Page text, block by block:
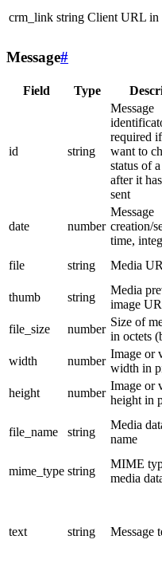
crm_link string Client URL in
Message#
Field Type
id string
Message
required
want to
status of
after it
sent
date number
Message
creation/
time,
file string Media
thumb
string
Media
image
file_size
number
Size of
in octets
width
number
Image or
width in
height
number
Image or
height in
file_name string
Media
name
mime_type string
MIME
media
text string Message